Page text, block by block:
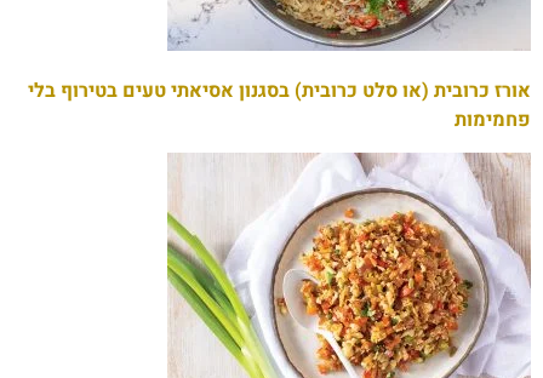
אורז כרובית (או סלט כרובית) בסגנון אסיאתי טעים בטירוף בלי
פחמימות